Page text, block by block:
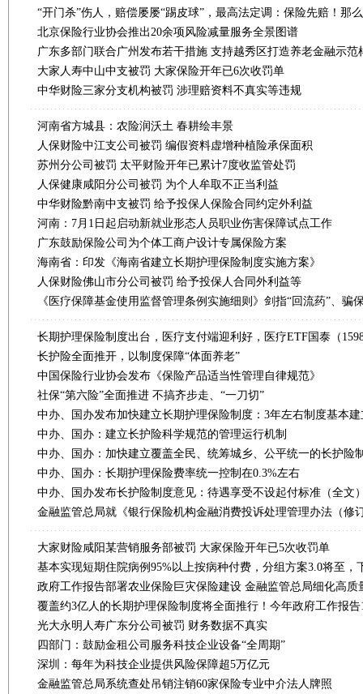
“开门杀”伤人，赔偿屡屡“踢皮球”，最高法定调：保险先赔！那
北京保险行业协会推出20余项风险减量服务全景图谱
广东多部门联合广州发布若干措施 支持越秀区打造养老金融示范
大家人寿中山中支被罚 大家保险开年已6次收罚单
中华财险三家分支机构被罚 涉理赔资料不真实等违规
河南省方城县：农险润沃土 春耕绘丰景
人保财险中江支公司被罚 编假资料虚增种植险承保面积
苏州分公司被罚 太平财险开年已累计7度收监管处罚
人保健康咸阳分公司被罚 为个人牟取不正当利益
中华财险黔南中支被罚 给予投保人保险合同约定外利益
河南：7月1日起启动新就业形态人员职业伤害保障试点工作
广东鼓励保险公司为个体工商户设计专属保险方案
海南省：印发《海南省建立长期护理保险制度实施方案》
人保财险佛山市分公司被罚 给予投保人合同外利益等
《医疗保障基金使用监督管理条例实施细则》剑指“回流药”、骗
长期护理保险制度出台，医疗支付端迎利好，医疗ETF国泰（
长护险全面推开，以制度保障“体面养老”
中国保险行业协会发布《保险产品适当性管理自律规范》
社保“第六险”全面推进 不搞齐步走、“一刀切”
中办、国办：建立长护险科学规范的管理运行机制
中办、国办：加快建立覆盖全民、统筹城乡、公平统一的长护险
中办、国办：长期护理保险费率统一控制在0.3%左右
中办、国办发布长护险制度意见：待遇享受不设起付标准（全文
大家财险咸阳某营销服务部被罚 大家保险开年已5次收罚单
政府工作报告部署农业保险巨灾保险建设 金融监管总局细化高质
覆盖约3亿人的长期护理保险制度将全面推行！今年政府工作报告
光大永明人寿广东分公司被罚 财务数据不真实
四部门：鼓励金租公司服务科技企业设备“全周期”
深圳：每年为科技企业提供风险保障超5万亿元
金融监管总局系统查处吊销注销60家保险专业中介法人牌照